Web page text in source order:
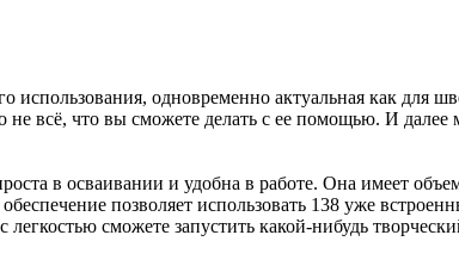
одновременно актуальная как для
всё, что вы сможете делать с ее помощью. И далее
в осваивании и удобна в работе. Она имеет
позволяет использовать 138 уже
сможете запустить какой-нибудь